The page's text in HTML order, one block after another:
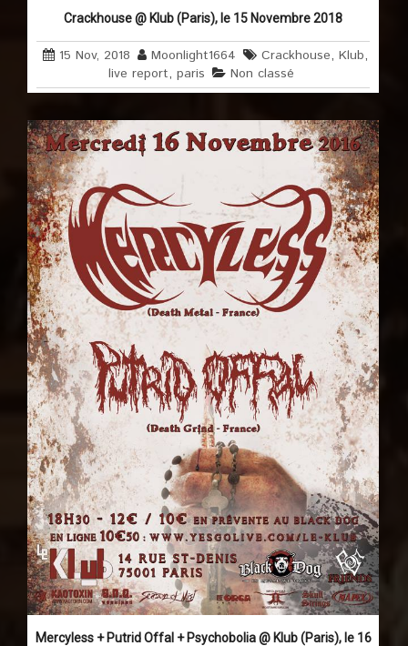
Crackhouse @ Klub (Paris), le 15 Novembre 2018
15 Nov, 2018 Moonlight1664 Crackhouse, Klub,
live report,paris Non classé
Mercyless + Putrid Offal + Psychobolia @ Klub (Paris), le 16